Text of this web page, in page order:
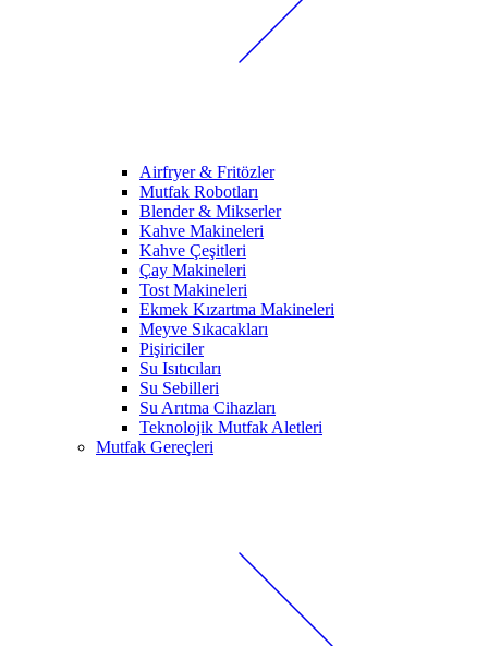
Airfryer & Fritözler
Mutfak Robotları
Blender & Mikserler
Kahve Makineleri
Kahve Çeşitleri
Çay Makineleri
Tost Makineleri
Ekmek Kızartma Makineleri
Meyve Sıkacakları
Pişiriciler
Su Isıtıcıları
Su Sebilleri
Su Arıtma Cihazları
Teknolojik Mutfak Aletleri
Mutfak Gereçleri